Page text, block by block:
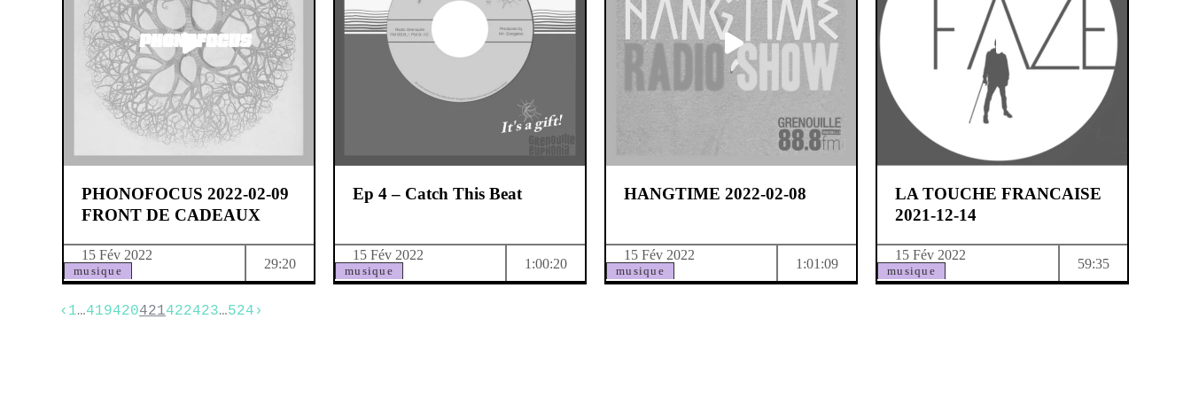
musique
PHONOFOCUS 2022-02-09
FRONT DE CADEAUX
15 Fév 2022
29:20 musique
Ep 4 – Catch This Beat
15 Fév 2022
1:00:20 musique
HANGTIME 2022-02-08
15 Fév 2022
1:01:09 musique
LA TOUCHE FRANCAISE
2021-12-14
15 Fév 2022
59:35
‹ 1…419420421422423…524 ›